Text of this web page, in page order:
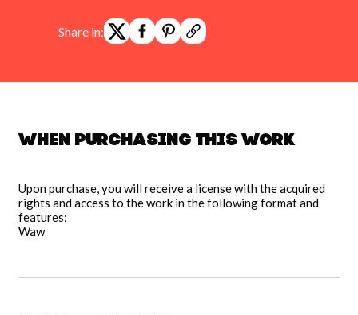
Share in:
When purchasing this work
Upon purchase, you will receive a license with the acquired
rights and access to the work in the following format and
features:
Waw